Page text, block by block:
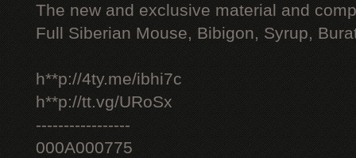
The new and exclusive material and
Full Siberian Mouse, Bibigon, Syrup,
h**p://4ty.me/ibhi7c
h**p://tt.vg/URoSx
-----------------
000A000775